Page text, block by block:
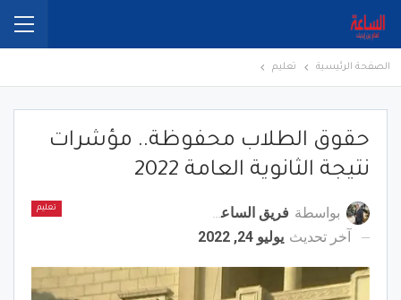
الصفحة الرئيسية تعليم
حقوق الطلاب محفوظة.. مؤشرات
نتيجة الثانوية العامة 2022
تعليم بواسطة فريق الساعة برس
آخر تحديث يوليو 24, 2022